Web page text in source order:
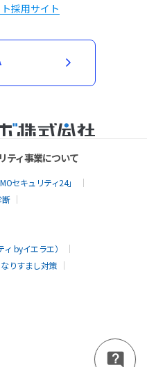
採用サイト
ティ事業について
セキュリティ24」
byイエラエ）
なりすまし対策